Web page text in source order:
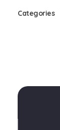
Categories